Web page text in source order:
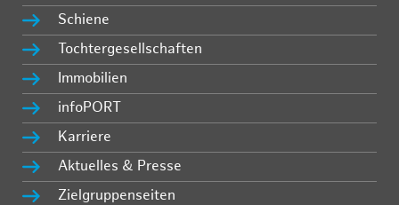
Schiene
Tochtergesellschaften
Immobilien
infoPORT
Karriere
Aktuelles & Presse
Zielgruppenseiten